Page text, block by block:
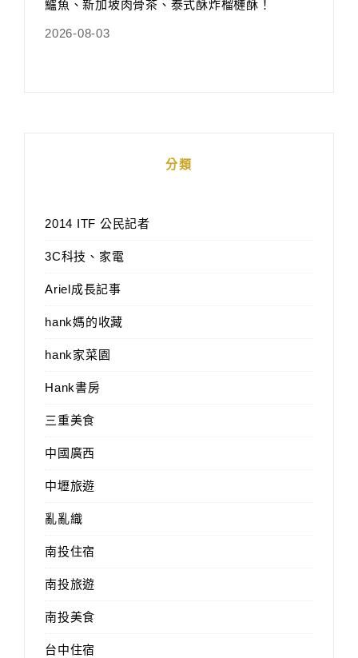
鱸魚、新加坡肉骨茶、泰式酥炸榴槤酥！
2026-08-03
分類
2014 ITF 公民記者
3C科技、家電
Ariel成長記事
hank媽的收藏
hank家菜園
Hank書房
三重美食
中國廣西
中壢旅遊
亂亂織
南投住宿
南投旅遊
南投美食
台中住宿